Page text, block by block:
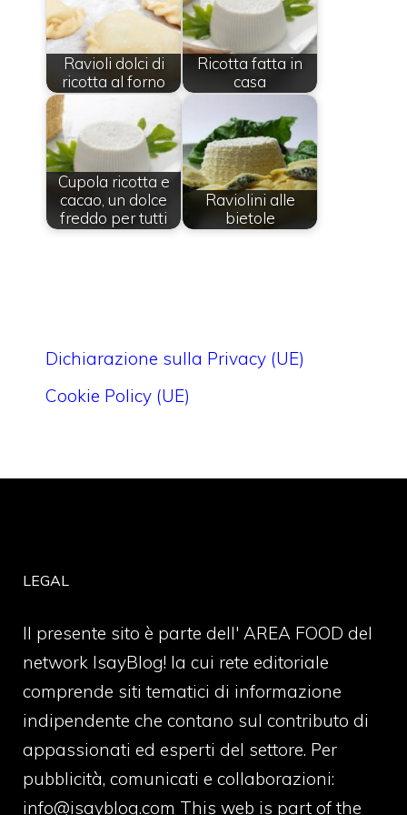
Ravioli dolci di
ricotta al forno
Ricotta fatta in
casa
Cupola ricotta e
cacao, un dolce
freddo per tutti
Raviolini alle
bietole
Dichiarazione sulla Privacy (UE)
Cookie Policy (UE)
LEGAL
Il presente sito è parte dell' AREA FOOD del
network IsayBlog! la cui rete editoriale
comprende siti tematici di informazione
indipendente che contano sul contributo di
appassionati ed esperti del settore. Per
pubblicità, comunicati e collaborazioni:
info@isayblog.com This web is part of the